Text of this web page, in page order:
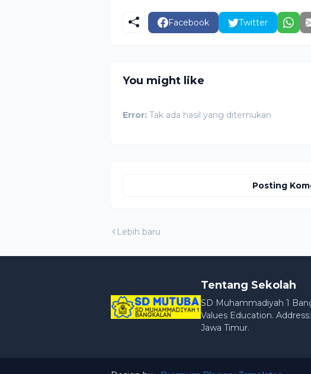
Facebook Twitter
You might like
Error: Tak ada hasil yang ditemukan
Posting
Lebih baru
Tentang Sekolah
SD Muhammadiyah 1
Values Education.
Jawa Timur.